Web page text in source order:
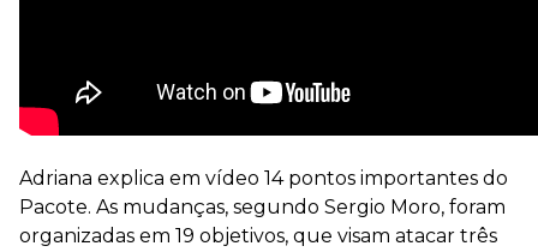
Adriana explica em vídeo 14 pontos importantes do
Pacote. As mudanças, segundo Sergio Moro, foram
organizadas em 19 objetivos, que visam atacar três